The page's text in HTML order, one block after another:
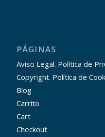
PÁGINAS
Aviso Legal. Política de
Copyright. Política de
Blog
Carrito
Cart
Checkout